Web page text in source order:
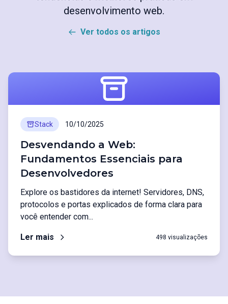
desenvolvimento web.
Ver todos os artigos
Stack 10/10/2025
Desvendando a Web:
Fundamentos Essenciais para
Desenvolvedores
Explore os bastidores da internet! Servidores, DNS,
protocolos e portas explicados de forma clara para
você entender com...
Ler mais 498 visualizações